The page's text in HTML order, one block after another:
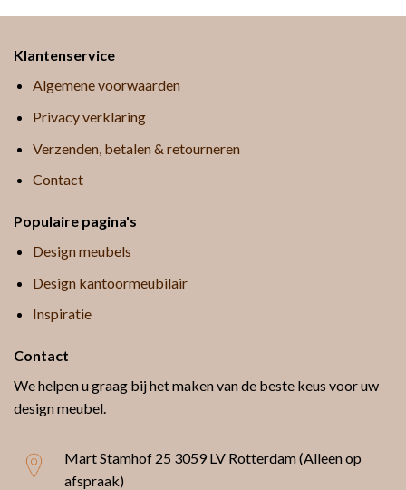
Klantenservice
Algemene voorwaarden
Privacy verklaring
Verzenden, betalen & retourneren
Contact
Populaire pagina's
Design meubels
Design kantoormeubilair
Inspiratie
Contact
We helpen u graag bij het maken van de beste keus voor uw
design meubel.
Mart Stamhof 25 3059 LV Rotterdam (Alleen op
afspraak)